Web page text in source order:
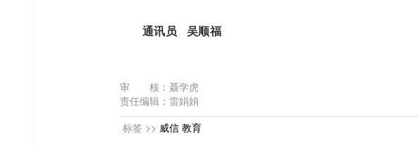
通讯员 吴顺福
审 核：聂学虎
责任编辑：雷娟娟
标签 >> 威信 教育